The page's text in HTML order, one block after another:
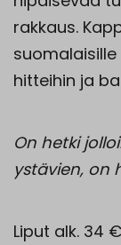
rakkaus.
hitteihin ja
On hetki
ystävien, on
Liput alk. 34